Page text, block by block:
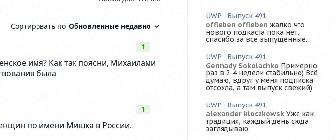
UWP - Выпуск 491
offleben offleben жалко что
нового подкаста пока нет,
спасибо за все выпущенные.
UWP - Выпуск 491
Gennady Sokolachko Примерно
раз в 2-4 недели стабильно) Всё
думаю, вдруг у меня подписка
отсохла, а там выпуск свежий)
UWP - Выпуск 491
alexander kloczkowsk Уже как
традиция, каждый день сюда
заглядываю